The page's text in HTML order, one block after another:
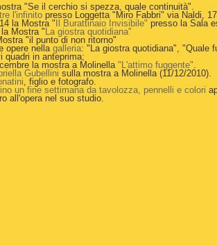
"Se il cerchio si spezza, quale continuità".
l'infinito presso Loggetta "Miro Fabbri" via Naldi,
la Mostra " Il Burattinaio Invisibile" presso la Sala
Mostra " La giostra quotidiana"
"il punto di non ritorno"
opere nella galleria: "La giostra quotidiana", "Quale
quadri in anteprima;
la mostra a Molinella "L'attimo fuggente"
Gubellini sulla mostra a Molinella (11/12/2010).
, figlio e fotografo.
un fine settimana da tavolozza, pennelli e colori
all'opera nel suo studio.